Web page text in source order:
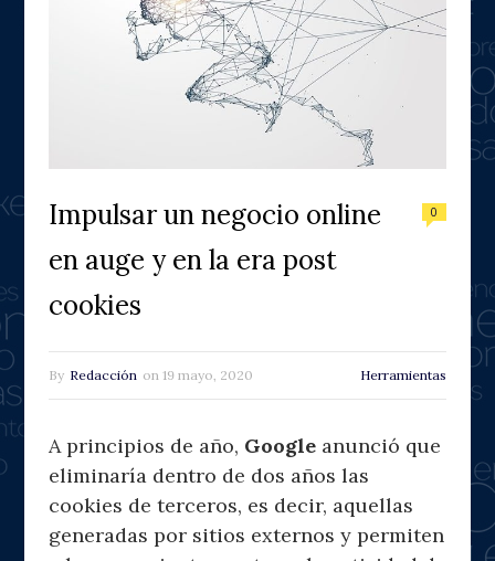
Impulsar un negocio online
en auge y en la era post
cookies
0
By Redacción on 19 mayo, 2020 Herramientas
A principios de año, Google anunció que
eliminaría dentro de dos años las
cookies de terceros, es decir, aquellas
generadas por sitios externos y permiten